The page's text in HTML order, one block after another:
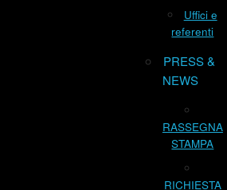
Uffici e
referenti
PRESS &
NEWS
RASSEGNA
STAMPA
RICHIESTA